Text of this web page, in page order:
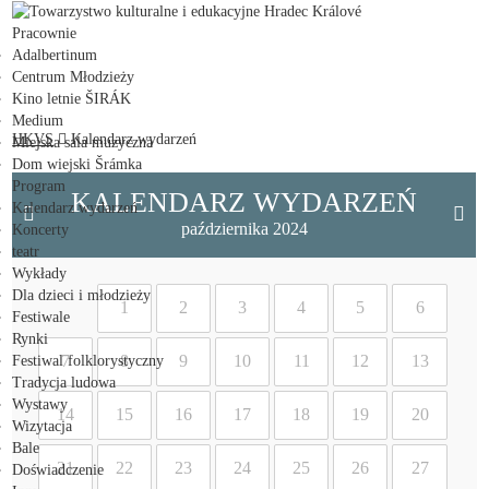
Pracownie
Adalbertinum
Centrum Młodzieży
Kino letnie ŠIRÁK
Medium
Miejska sala muzyczna
Dom wiejski Šrámka
Program
Kalendarz wydarzeń
Koncerty
teatr
Wykłady
Dla dzieci i młodzieży
Festiwale
Rynki
Festiwal folklorystyczny
Tradycja ludowa
Wystawy
Wizytacja
Bale
Doświadczenie
HKVS Kalendarz wydarzeń
KALENDARZ WYDARZEŃ
października 2024
1 2 3 4 5 6
7 8 9 10 11 12 13
14 15 16 17 18 19 20
21 22 23 24 25 26 27